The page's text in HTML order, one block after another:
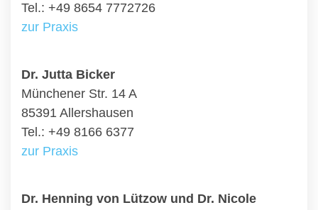
Tel.: +49 8654 7772726
zur Praxis
Dr. Jutta Bicker
Münchener Str. 14 A
85391 Allershausen
Tel.: +49 8166 6377
zur Praxis
Dr. Henning von Lützow und Dr. Nicole